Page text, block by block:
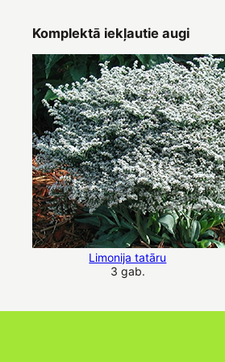
Komplektā iekļautie augi
Limonija tatāru
3 gab.